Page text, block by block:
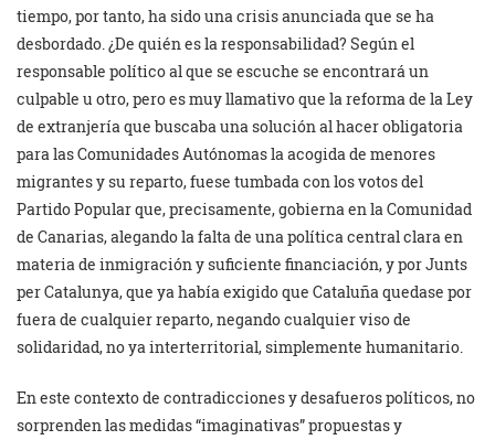
tiempo, por tanto, ha sido una crisis anunciada que se ha
desbordado. ¿De quién es la responsabilidad? Según el
responsable político al que se escuche se encontrará un
culpable u otro, pero es muy llamativo que la reforma de la Ley
de extranjería que buscaba una solución al hacer obligatoria
para las Comunidades Autónomas la acogida de menores
migrantes y su reparto, fuese tumbada con los votos del
Partido Popular que, precisamente, gobierna en la Comunidad
de Canarias, alegando la falta de una política central clara en
materia de inmigración y suficiente financiación, y por Junts
per Catalunya, que ya había exigido que Cataluña quedase por
fuera de cualquier reparto, negando cualquier viso de
solidaridad, no ya interterritorial, simplemente humanitario.
En este contexto de contradicciones y desafueros políticos, no
sorprenden las medidas “imaginativas” propuestas y